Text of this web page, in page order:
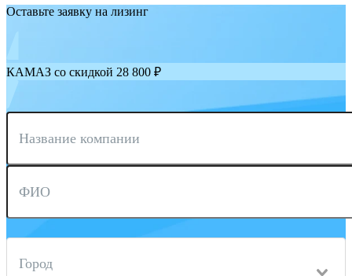
Оставьте заявку на лизинг
КАМАЗ со скидкой 28 800 ₽
Название компании
ФИО
Город